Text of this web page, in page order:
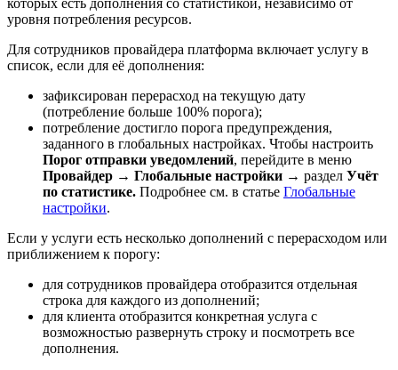
которых есть дополнения со статистикой, независимо от
уровня потребления ресурсов.
Для сотрудников провайдера платформа включает услугу в
список, если для её дополнения:
зафиксирован перерасход на текущую дату
(потребление больше 100% порога);
потребление достигло порога предупреждения,
заданного в глобальных настройках. Чтобы настроить
Порог отправки уведомлений, перейдите в меню
Провайдер → Глобальные настройки → раздел Учёт
по статистике. Подробнее см. в статье Глобальные
настройки.
Если у услуги есть несколько дополнений с перерасходом или
приближением к порогу:
для сотрудников провайдера отобразится отдельная
строка для каждого из дополнений;
для клиента отобразится конкретная услуга с
возможностью развернуть строку и посмотреть все
дополнения.